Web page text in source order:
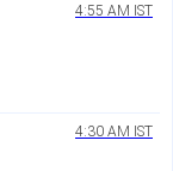
4:55 AM IST
4:30 AM IST